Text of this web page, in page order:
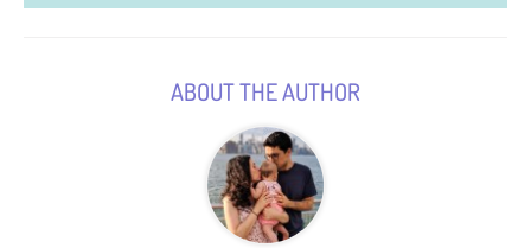
ABOUT THE AUTHOR